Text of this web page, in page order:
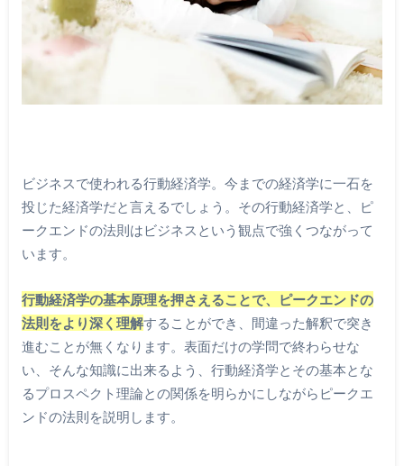
ビジネスで使われる行動経済学。今までの経済学に一石を
投じた経済学だと言えるでしょう。その行動経済学と、ピ
ークエンドの法則はビジネスという観点で強くつながって
います。
行動経済学の基本原理を押さえることで、ピークエンドの
法則をより深く理解することができ、間違った解釈で突き
進むことが無くなります。表面だけの学問で終わらせな
い、そんな知識に出来るよう、行動経済学とその基本とな
るプロスペクト理論との関係を明らかにしながらピークエ
ンドの法則を説明します。